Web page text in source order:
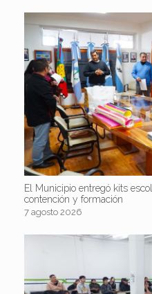
El Municipio entregó kits
contención y formación
7 agosto 2026